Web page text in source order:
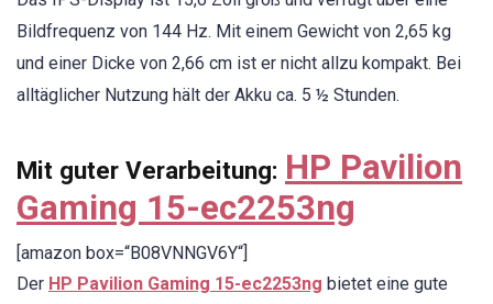
Bildfrequenz von 144 Hz. Mit einem Gewicht von 2,65 kg
und einer Dicke von 2,66 cm ist er nicht allzu kompakt. Bei
alltäglicher Nutzung hält der Akku ca. 5 ½ Stunden.
Mit guter Verarbeitung: HP Pavilion
Gaming 15-ec2253ng
[amazon box=“B08VNNGV6Y“]
Der HP Pavilion Gaming 15-ec2253ng bietet eine gute